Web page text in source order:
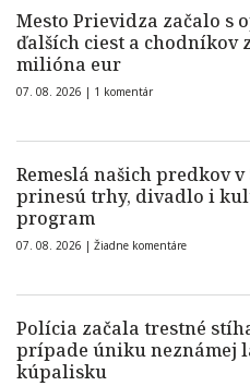
Mesto Prievidza začalo s
ďalších ciest a chodníkov
milióna eur
07. 08. 2026 | 1 komentár
Remeslá našich predkov
prinesú trhy, divadlo i
program
07. 08. 2026 | Žiadne komentáre
Polícia začala trestné
prípade úniku neznámej
kúpalisku